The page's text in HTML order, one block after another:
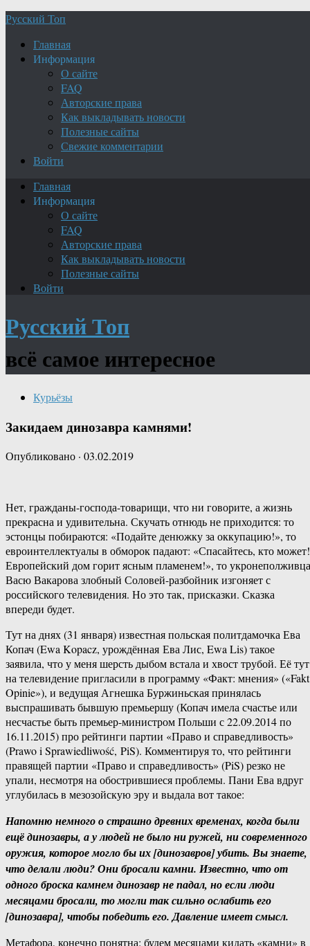
Русский Топ
Главная
Информация
О сайте
FAQ
Авторские права
Как выкладывать новости
Полезные сайты
Свежие комментарии
Войти
Главная
Информация
О сайте
FAQ
Авторские права
Как выкладывать новости
Полезные сайты
Войти
Русский Топ
всё самое интересное
Курьёзы
Закидаем динозавра камнями!
Опубликовано · 03.02.2019
Нет, гражданы-господа-товарищи, что ни говорите, а жизнь
прекрасна и удивительна. Скучать отнюдь не приходится: то
эстонцы побираются: «Подайте денюжку за оккупацию!», то
евроинтеллектуалы в обморок падают: «Спасайтесь, кто может!
Европейский дом горит ясным пламенем!», то укронеполживца
Васю Вакарова злобный Соловей-разбойник изгоняет с
российского телевидения. Но это так, присказки. Сказка
впереди будет.
Тут на днях (31 января) известная польская политдамочка Ева
Копач (Ewa Kopacz, урождённая Ева Лис, Ewa Lis) такое
заявила, что у меня шерсть дыбом встала и хвост трубой. Её тут
на телевидение пригласили в программу «Факт: мнения» («Fakt
Opinie»), и ведущая Агнешка Буржиньская принялась
выспрашивать бывшую премьершу (Копач имела счастье или
несчастье быть премьер-министром Польши с 22.09.2014 по
16.11.2015) про рейтинги партии «Право и справедливость»
(Prawo i Sprawiedliwość, PiS). Комментируя то, что рейтинги
правящей партии «Право и справедливость» (PiS) резко не
упали, несмотря на обострившиеся проблемы. Пани Ева вдруг
углубилась в мезозойскую эру и выдала вот такое:
Напомню немного о страшно древних временах, когда были
ещё динозавры, а у людей не было ни ружей, ни современного
оружия, которое могло бы их [динозавров] убить. Вы знаете,
что делали люди? Они бросали камни. Известно, что от
одного броска камнем динозавр не падал, но если люди
месяцами бросали, то могли так сильно ослабить его
[динозавра], чтобы победить его. Давление имеет смысл.
Метафора, конечно понятна: будем месяцами кидать «камни» в